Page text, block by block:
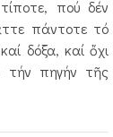
πού δέν
πάντοτε τό
δόξα, καί ὄχι
τήν πηγήν τῆς